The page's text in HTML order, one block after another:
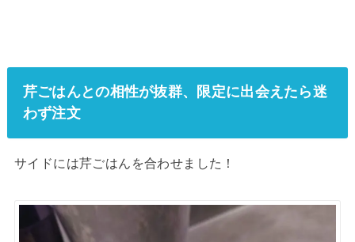
芹ごはんとの相性が抜群、限定に出会えたら迷
わず注文
サイドには芹ごはんを合わせました！